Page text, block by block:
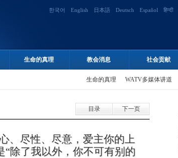
한국어 English 日本語 Deutsch Español हिन्दी
生命的真理 教会消息 社会贡献
生命的真理 WATV多媒体讲道
目录 下一页
、尽性、尽意，爱主你的上
除了我以外，你不可有别的